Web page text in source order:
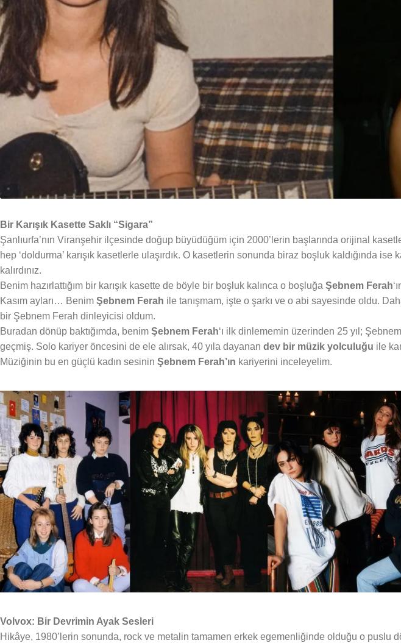
Bir Karışık Kasette Saklı “Sigara”
Şanlıurfa’nın Viranşehir ilçesinde doğup büyüdüğüm için 2000’lerin başlarında orijinal
hep ‘doldurma’ karışık kasetlerle ulaşırdık. O kasetlerin sonunda biraz boşluk kaldığında
kalırdınız.
Benim hazırlattığım bir karışık kasette de böyle bir boşluk kalınca o boşluğa Şebnem Ferah
Kasım ayları… Benim Şebnem Ferah ile tanışmam, işte o şarkı ve o abi sayesinde oldu.
bir Şebnem Ferah dinleyicisi oldum.
Buradan dönüp baktığımda, benim Şebnem Ferah‘ı ilk dinlememin üzerinden 25 yıl;
geçmiş. Solo kariyer öncesini de ele alırsak, 40 yıla dayanan dev bir müzik yolculuğu ile
Müziğinin bu en güçlü kadın sesinin Şebnem Ferah’ın kariyerini inceleyelim.
Volvox: Bir Devrimin Ayak Sesleri
Hikâye, 1980’lerin sonunda, rock ve metalin tamamen erkek egemenliğinde olduğu o puslu